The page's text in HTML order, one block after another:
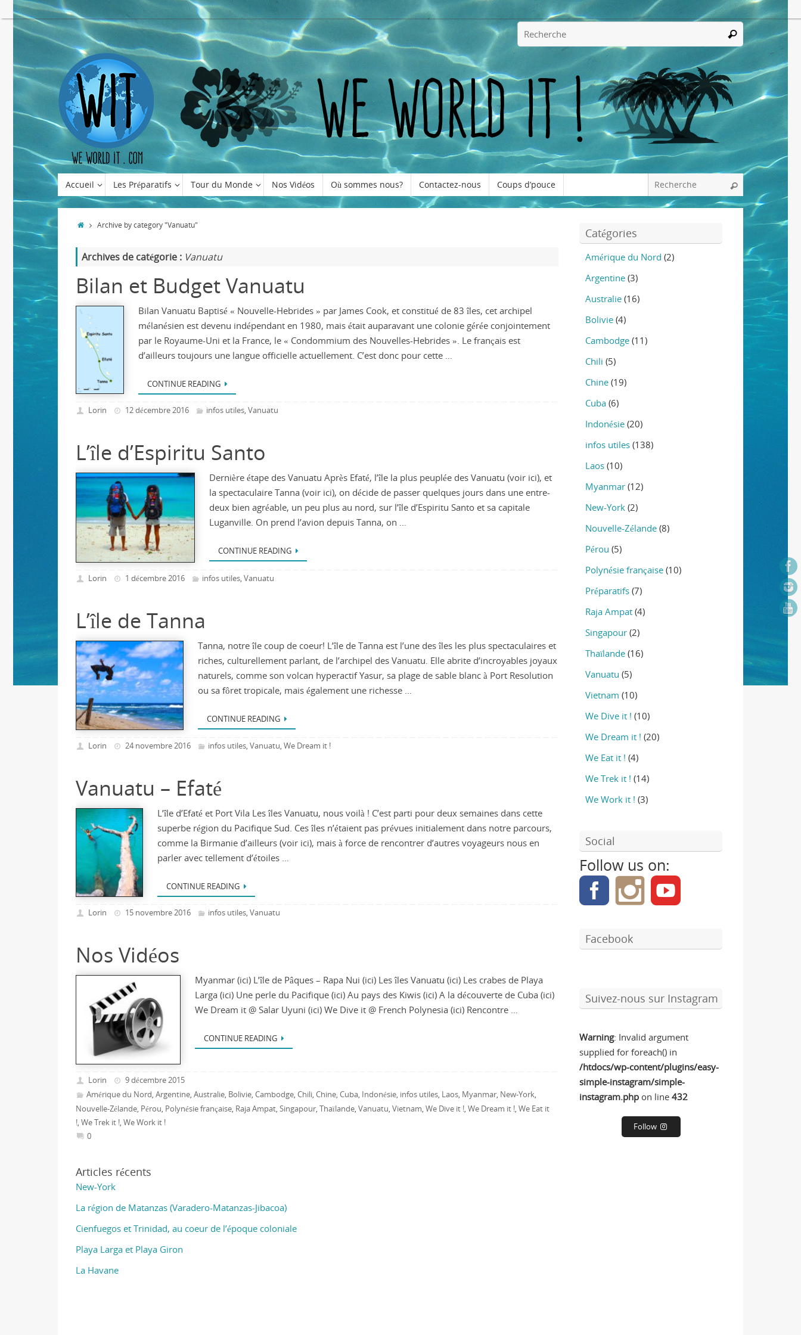
Accueil Les Préparatifs Tour du Monde Nos Vidéos Où sommes nous? Contactez-nous Coups d’pouce
Archive by category "Vanuatu"
Archives de catégorie : Vanuatu
Bilan et Budget Vanuatu
Bilan Vanuatu Baptisé « Nouvelle-Hebrides » par James Cook, et constitué de 83 îles, cet archipel
mélanésien est devenu indépendant en 1980, mais était auparavant une colonie gérée conjointement
par le Royaume-Uni et la France, le « Condommium des Nouvelles-Hebrides ». Le français est
d’ailleurs toujours une langue officielle actuellement. C’est donc pour cette …
CONTINUE READING
Lorin 12 décembre 2016 infos utiles, Vanuatu
L’île d’Espiritu Santo
Dernière étape des Vanuatu Après Efaté, l’île la plus peuplée des Vanuatu (voir ici), et
la spectaculaire Tanna (voir ici), on décide de passer quelques jours dans une entre-
deux bien agréable, un peu plus au nord, sur l’île d’Espiritu Santo et sa capitale
Luganville. On prend l’avion depuis Tanna, on …
CONTINUE READING
Lorin 1 décembre 2016 infos utiles, Vanuatu
L’île de Tanna
Tanna, notre île coup de coeur! L’île de Tanna est l’une des îles les plus spectaculaires et
riches, culturellement parlant, de l’archipel des Vanuatu. Elle abrite d’incroyables joyaux
naturels, comme son volcan hyperactif Yasur, sa plage de sable blanc à Port Resolution
ou sa fôret tropicale, mais également une richesse …
CONTINUE READING
Lorin 24 novembre 2016 infos utiles, Vanuatu, We Dream it !
Vanuatu – Efaté
L’île d’Efaté et Port Vila Les îles Vanuatu, nous voilà ! C’est parti pour deux semaines dans cette
superbe région du Pacifique Sud. Ces îles n’étaient pas prévues initialement dans notre parcours,
comme la Birmanie d’ailleurs (voir ici), mais à force de rencontrer d’autres voyageurs nous en
parler avec tellement d’étoiles …
CONTINUE READING
Lorin 15 novembre 2016 infos utiles, Vanuatu
Nos Vidéos
Myanmar (ici) L’île de Pâques – Rapa Nui (ici) Les îles Vanuatu (ici) Les crabes de Playa
Larga (ici) Une perle du Pacifique (ici) Au pays des Kiwis (ici) A la découverte de Cuba (ici)
We Dream it @ Salar Uyuni (ici) We Dive it @ French Polynesia (ici) Rencontre …
CONTINUE READING
Lorin
9 décembre 2015
Amérique du Nord,Argentine,Australie, Bolivie,Cambodge,Chili,Chine,Cuba, Indonésie, infos utiles, Laos, Myanmar, New-York,
Nouvelle-Zélande, Pérou, Polynésie française, Raja Ampat, Singapour, Thaïlande, Vanuatu, Vietnam, We Dive it !, We Dream it !, We Eat it
!, We Trek it !, We Work it !
0
Articles récents
New-York
La région de Matanzas (Varadero-Matanzas-Jibacoa)
Cienfuegos et Trinidad, au coeur de l’époque coloniale
Playa Larga et Playa Giron
La Havane
Catégories
Amérique du Nord (2)
Argentine (3)
Australie (16)
Bolivie (4)
Cambodge (11)
Chili (5)
Chine (19)
Cuba (6)
Indonésie (20)
infos utiles (138)
Laos (10)
Myanmar (12)
New-York (2)
Nouvelle-Zélande (8)
Pérou (5)
Polynésie française (10)
Préparatifs (7)
Raja Ampat (4)
Singapour (2)
Thaïlande (16)
Vanuatu (5)
Vietnam (10)
We Dive it ! (10)
We Dream it ! (20)
We Eat it ! (4)
We Trek it ! (14)
We Work it ! (3)
Social
Follow us on:
Facebook
Suivez-nous sur Instagram
Warning: Invalid argument
supplied for foreach() in
/htdocs/wp-content/plugins/easy-
simple-instagram/simple-
instagram.php on line 432
Follow